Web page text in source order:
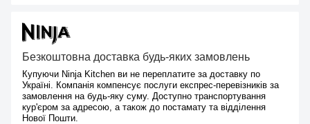
Безкоштовна доставка будь-яких замовлень
Купуючи Ninja Kitchen ви не переплатите за доставку по
Україні. Компанія компенсує послуги експрес-перевізників за
замовлення на будь-яку суму. Доступно транспортування
кур'єром за адресою, а також до постамату та відділення
Нової Пошти.